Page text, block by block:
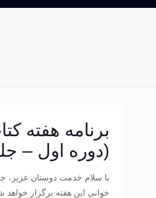
برنامه هفته
(دوره اول –
با سلام خدمت دوستان عزیز،
خوانی این هفته برگزار